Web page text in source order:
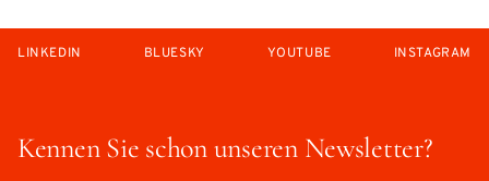
Kennen Sie schon unseren Newsletter?
LINKEDIN BLUESKY YOUTUBE INSTAGRAM